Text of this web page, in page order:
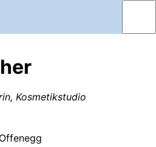
Kosmetikstudio